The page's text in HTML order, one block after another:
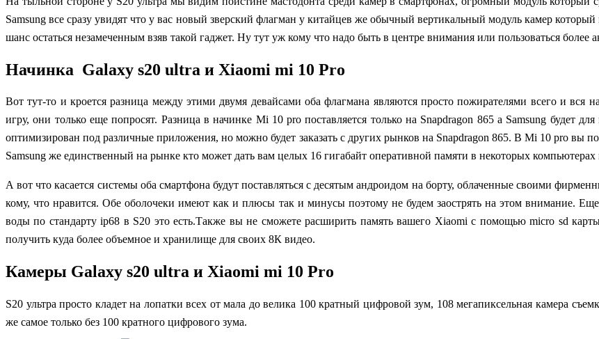
Samsung все сразу увидят что у вас новый зверский флагман у китайцев же обычный вертикальный модуль камер
шанс остаться незамеченным взяв такой гаджет. Ну тут уж кому что надо быть в центре внимания или пользоваться более
Начинка Galaxy s20 ultra и Xiaomi mi 10 Pro
Вот тут-то и кроется разница между этими двумя девайсами оба флагмана являются просто пожирателями всего и
игру, они только еще попросят. Разница в начинке Mi 10 pro поставляется только на Snapdragon 865 а Samsung будет
оптимизирован под различные приложения, но можно будет заказать с других рынков на Snapdragon 865. В Mi 10 pro вы
Samsung же единственный на рынке кто может дать вам целых 16 гигабайт оперативной памяти в некоторых
А вот что касается системы оба смартфона будут поставляться с десятым андроидом на борту, облаченные своими
кому, что нравится. Обе оболочеки имеют как и плюсы так и минусы поэтому не будем заострять на этом внимание.Еще
воды по стандарту ip68 в S20 это есть.Также вы не сможете расширить память вашего Xiaomiс помощью micro sd
получить куда более объемное и хранилище для своих 8К видео.
Камеры Galaxy s20 ultra и Xiaomi mi 10 Pro
S20 ультра просто кладет на лопатки всех от мала до велика 100 кратный цифровой зум, 108 мегапиксельная камера
же самое только без 100 кратного цифрового зума.